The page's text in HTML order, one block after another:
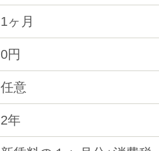
1ヶ月
0円
任意
2年